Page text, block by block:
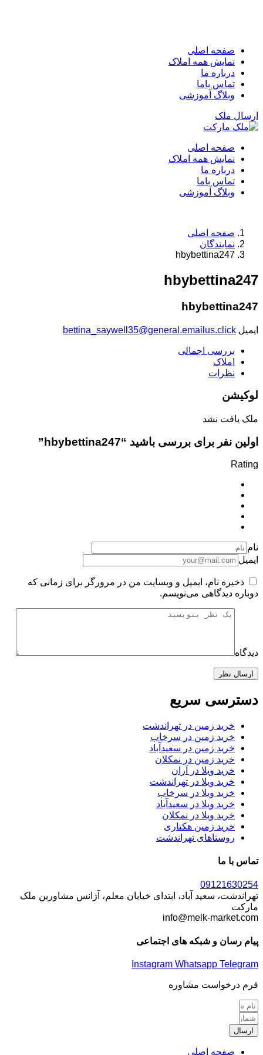
صفحه اصلی
نمایش همه املاک
درباره ما
تماس باما
وبلاگ آموزشی
ارسال ملک
صفحه اصلی
نمایش همه املاک
درباره ما
تماس باما
وبلاگ آموزشی
صفحه اصلی
نمایندگان
hbybettina247
hbybettina247
hbybettina247
ایمیل bettina_saywell35@general.emailus.click
بررسی اجمالی
املاک
نظرات
لوکیشن
ملک یافت نشد
اولین نفر برای بررسی باشید “hbybettina247”
Rating
نام
ایمیل
ذخیره نام، ایمیل و وبسایت من در مرورگر برای زمانی که
دوباره دیدگاهی می‌نویسم.
دیدگاه
دسترسی سریع
خرید زمین در تهراندشت
خرید زمین در سرخاب
خرید زمین در سعیدآباد
خرید زمین در نمکلان
خرید ویلا در آران
خرید ویلا در تهراندشت
خرید ویلا در سرخاب
خرید ویلا در سعیدآباد
خرید ویلا در نمکلان
خرید زمین هکتاری
روستاهای تهراندشت
تماس با ما
09121630254
تهراندشت، سعید آباد، ابتدای خیابان معلم، آژانس مشاورین ملک
مارکت
info@melk-market.com
پیام رسان و شبکه های اجتماعی
Instagram Whatsapp Telegram
فرم درخواست مشاوره
ارسال
صفحه اصلی